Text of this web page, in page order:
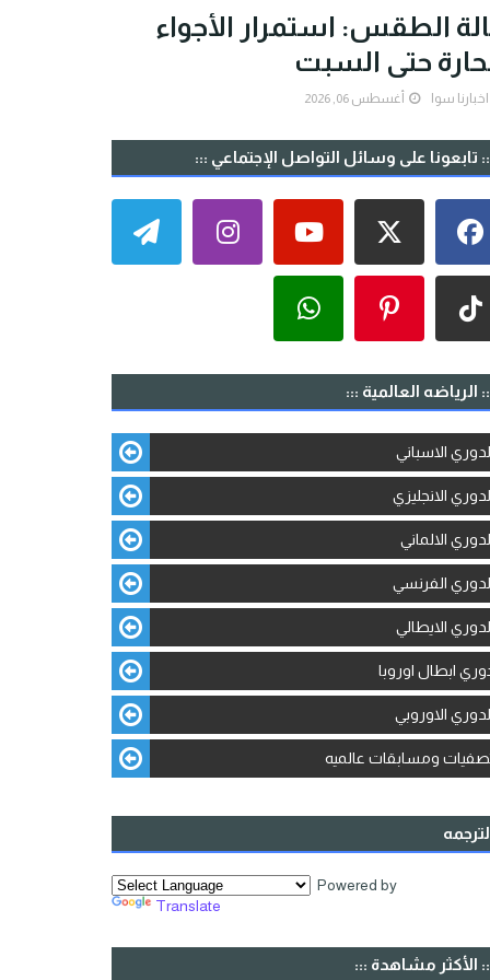
الطقس: استمرار الأجواء
حتى السبت
اخبارنا سوا أغسطس 06, 2026
تابعونا على وسائل التواصل الإجتماعي :::
الرياضه العالمية :::
الاسباني
الانجليزي
الالماني
الفرنسي
الايطالي
ابطال اوروبا
الاوروبي
ومسابقات عالميه
Powered by
Translate
الأكثر مشاهدة :::